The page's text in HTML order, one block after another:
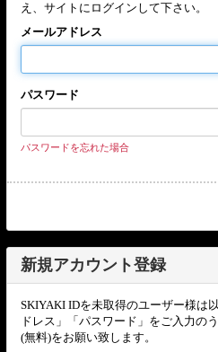
え、サイトにログインして下さい。
メールアドレス
パスワード
パスワードを忘れた場合
新規アカウント登録
SKIYAKI IDを未取得のユーザー様は
ドレス」「パスワード」をご入力の
(無料)をお願い致します。